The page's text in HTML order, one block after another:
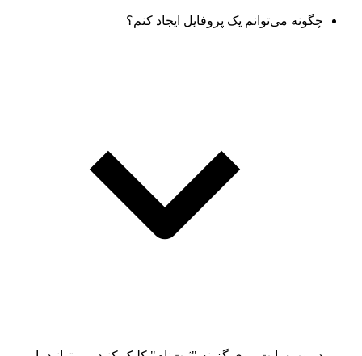
چگونه می‌توانم یک پروفایل ایجاد کنم؟